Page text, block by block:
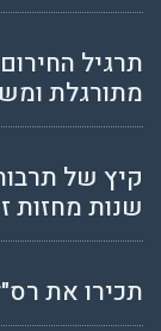
תרגיל
מתורגלת
שנות מחזות
תכירו את